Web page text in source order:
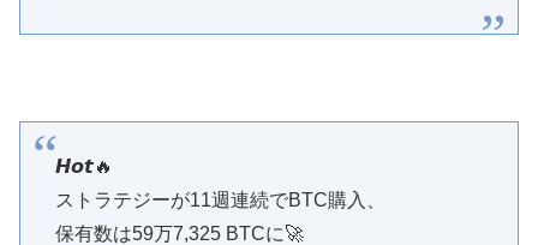
𝙃𝙤𝙩🔥
ストラテジーが11週連続でBTC購入、
保有数は59万7,325 BTCに🚀